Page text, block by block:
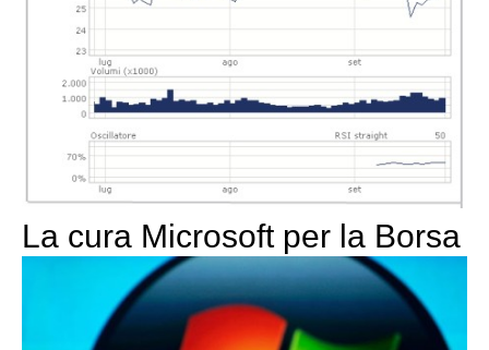
La cura Microsoft per la Borsa